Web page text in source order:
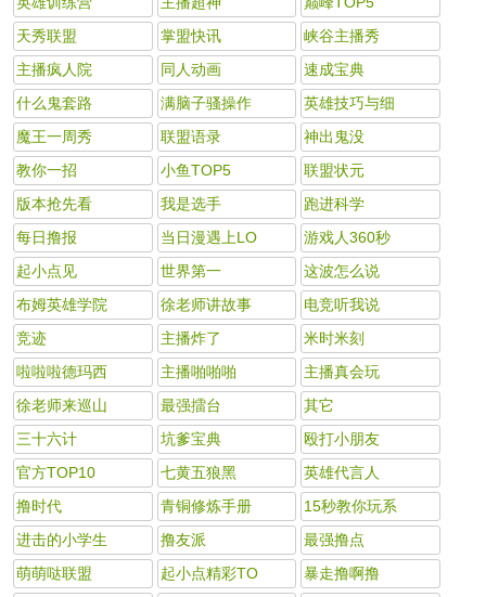
天秀联盟
掌盟快讯
峡谷主播秀
主播疯人院
同人动画
速成宝典
什么鬼套路
满脑子骚操作
英雄技巧与细
魔王一周秀
联盟语录
神出鬼没
教你一招
小鱼TOP5
联盟状元
版本抢先看
我是选手
跑进科学
每日撸报
当日漫遇上LO
游戏人360秒
起小点见
世界第一
这波怎么说
布姆英雄学院
徐老师讲故事
电竞听我说
竞迹
主播炸了
米时米刻
啦啦啦德玛西
主播啪啪啪
主播真会玩
徐老师来巡山
最强擂台
其它
三十六计
坑爹宝典
殴打小朋友
官方TOP10
七黄五狼黑
英雄代言人
撸时代
青铜修炼手册
15秒教你玩系
进击的小学生
撸友派
最强撸点
萌萌哒联盟
起小点精彩TO
暴走撸啊撸